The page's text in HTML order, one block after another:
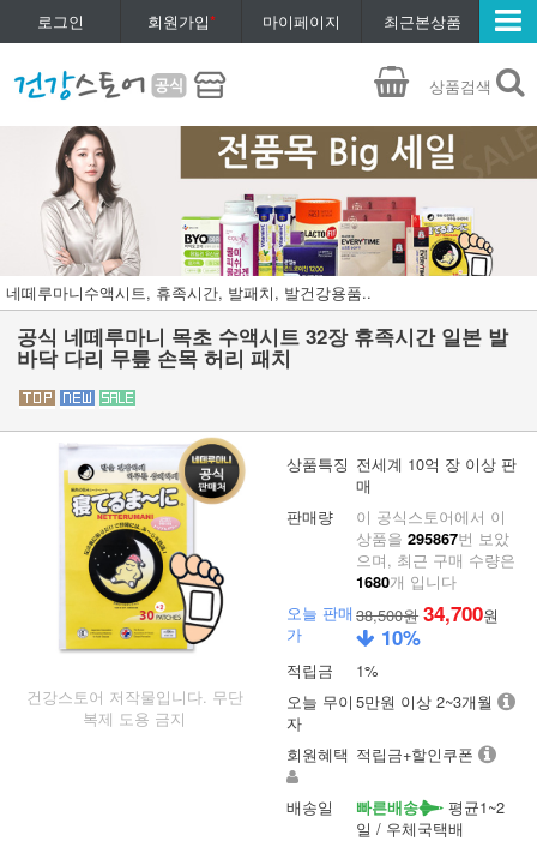
로그인 회원가입* 마이페이지 최근본상품
상품검색
네떼루마니수액시트, 휴족시간, 발패치, 발건강용품..
공식 네떼루마니 목초 수액시트 32장 휴족시간 일본 발
바닥 다리 무릎 손목 허리 패치
건강스토어 저작물입니다. 무단
복제 도용 금지
상품특징 전세계 10억 장 이상 판
매
판매량
이 공식스토어에서 이
상품을295867번 보았
으며, 최근 구매 수량은
1680개 입니다
오늘 판매
가
38,500원 34,700원
10%
적립금
1%
오늘 무이
자
5만원 이상 2~3개월
회원혜택 적립금+할인쿠폰
배송일 빠른배송
평균1~2
일 / 우체국택배